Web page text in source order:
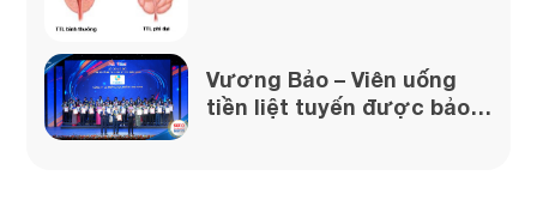
Vương Bảo – Viên uống
tiền liệt tuyến được bảo